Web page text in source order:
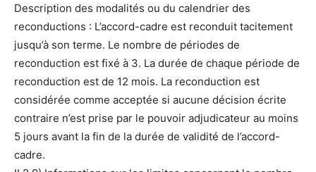
Description des modalités ou du calendrier des
reconductions : L’accord-cadre est reconduit tacitement
jusqu’à son terme. Le nombre de périodes de
reconduction est fixé à 3. La durée de chaque période de
reconduction est de 12 mois. La reconduction est
considérée comme acceptée si aucune décision écrite
contraire n’est prise par le pouvoir adjudicateur au moins
5 jours avant la fin de la durée de validité de l’accord-
cadre.